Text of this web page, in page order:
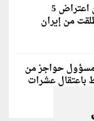
الجيش الأردني يعلن اعتراض 5
من إيران
حواجز من
باعتقال عشرات